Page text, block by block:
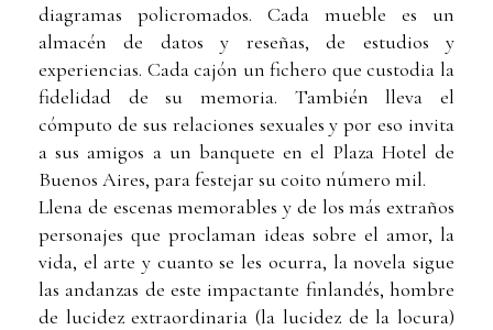
diagramas policromados. Cada mueble es un
almacén de datos y reseñas, de estudios y
experiencias. Cada cajón un fichero que custodia la
fidelidad de su memoria. También lleva el
cómputo de sus relaciones sexuales y por eso invita
a sus amigos a un banquete en el Plaza Hotel de
Buenos Aires, para festejar su coito número mil.
Llena de escenas memorables y de los más extraños
personajes que proclaman ideas sobre el amor, la
vida, el arte y cuanto se les ocurra, la novela sigue
las andanzas de este impactante finlandés, hombre
de lucidez extraordinaria (la lucidez de la locura)